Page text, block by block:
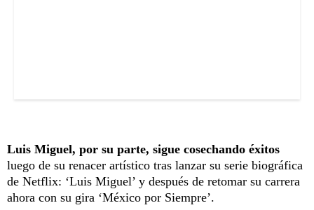
Luis Miguel, por su parte, sigue cosechando éxitos
luego de su renacer artístico tras lanzar su serie biográfica
de Netflix: ‘Luis Miguel’ y después de retomar su carrera
ahora con su gira ‘México por Siempre’.